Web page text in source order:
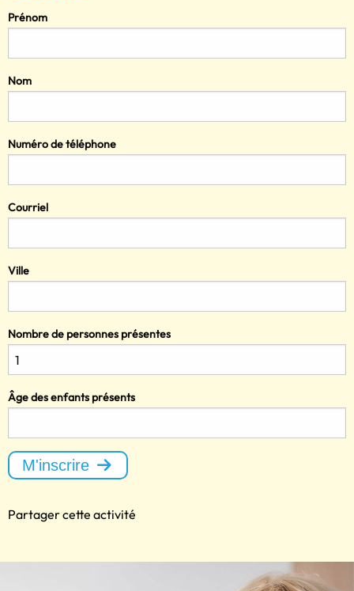
Prénom
Nom
Numéro de téléphone
Courriel
Ville
Nombre de personnes présentes
Âge des enfants présents
M'inscrire
Partager cette activité